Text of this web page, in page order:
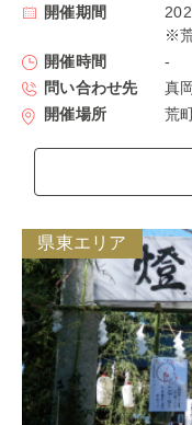
開催期間
※
開催時間
-
問い合わせ先
真
開催場所
荒
県東エリア